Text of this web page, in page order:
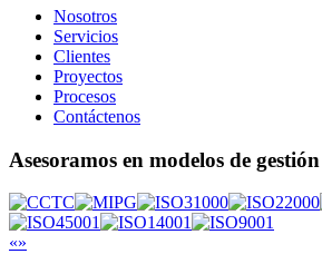
Nosotros
Servicios
Clientes
Proyectos
Procesos
Contáctenos
Asesoramos en modelos de gestión
«»